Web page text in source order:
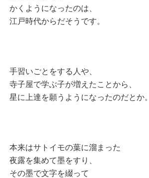
かくようになったのは、
江戸時代からだそうです。
手習いごとをする人や、
寺子屋で学ぶ子が増えたことから、
星に上達を願うようになったのだとか。
本来はサトイモの葉に溜まった
夜露を集めて墨をすり、
その墨で文字を綴って